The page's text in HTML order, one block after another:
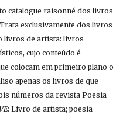
catalogue raisonné dos livros
exclusivamente dos livros
livros de artista: livros
cujo conteúdo é
colocam em primeiro plano o
apenas os livros de que
números da revista Poesia
: Livro de artista; poesia